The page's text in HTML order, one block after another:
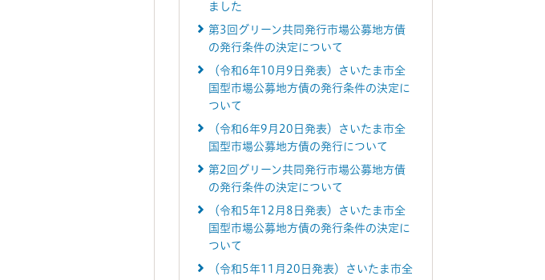
ました
第3回グリーン共同発行市場公募地方債
の発行条件の決定について
（令和6年10月9日発表）さいたま市全
国型市場公募地方債の発行条件の決定に
ついて
（令和6年9月20日発表）さいたま市全
国型市場公募地方債の発行について
第2回グリーン共同発行市場公募地方債
の発行条件の決定について
（令和5年12月8日発表）さいたま市全
国型市場公募地方債の発行条件の決定に
ついて
（令和5年11月20日発表）さいたま市全